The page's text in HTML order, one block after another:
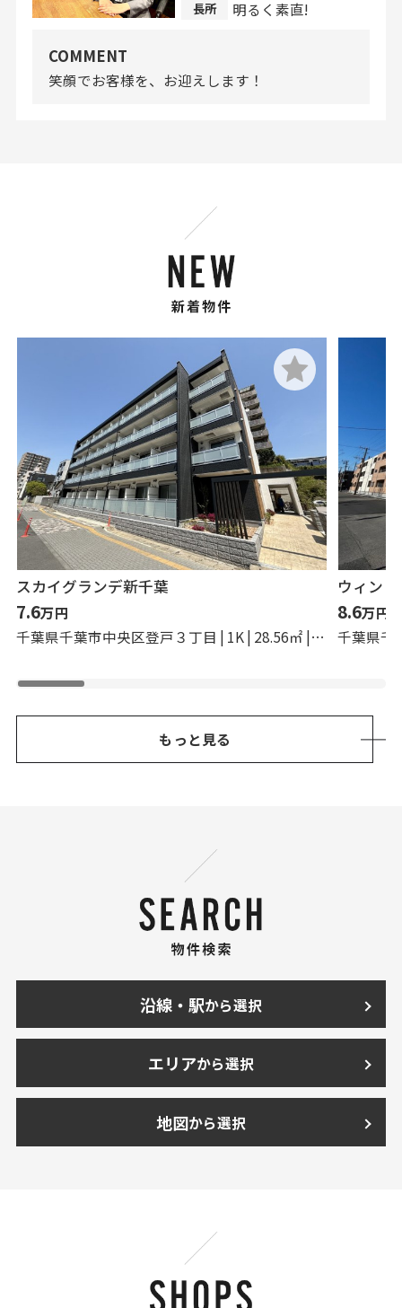
長所 明るく素直!
COMMENT
笑顔でお客様を、お迎えします！
スカイグランデ新千葉
7.6万円
千葉県千葉市中央区登戸３丁目 | 1K | 28.56㎡ | 築2年
ウィン
8.6万円
もっと見る
沿線・駅から選択
エリアから選択
地図から選択